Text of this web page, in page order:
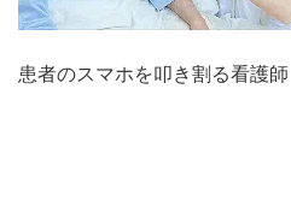
患者のスマホを叩き割る看護師